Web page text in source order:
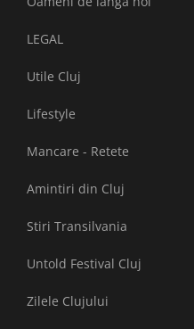
LEGAL
Utile Cluj
Lifestyle
Mancare - Retete
Amintiri din Cluj
Stiri Transilvania
Untold Festival Cluj
Zilele Clujului